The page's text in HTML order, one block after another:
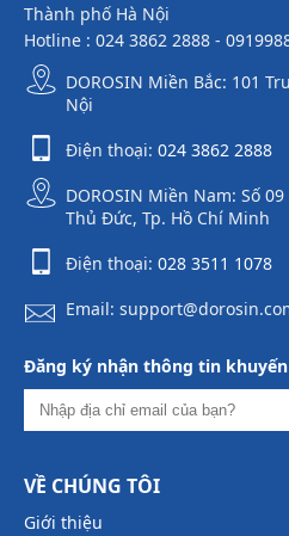
Thành phố Hà Nội
Hotline : 024 3862 2888 -
DOROSIN Miền Bắc: 101
Nội
Điện thoại: 024 3862 2888
DOROSIN Miền Nam: Số
Thủ Đức, Tp. Hồ Chí Minh
Điện thoại: 028 3511 1078
Email:
Đăng ký nhận thông tin
VỀ CHÚNG TÔI
Giới thiệu